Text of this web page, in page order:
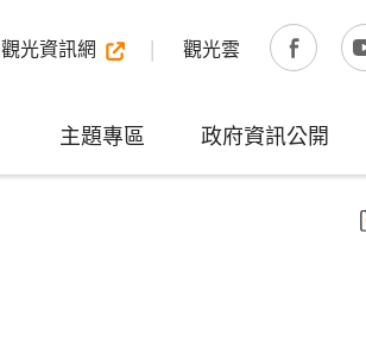
觀光資訊網 觀光雲
主題專區 政府資訊公開